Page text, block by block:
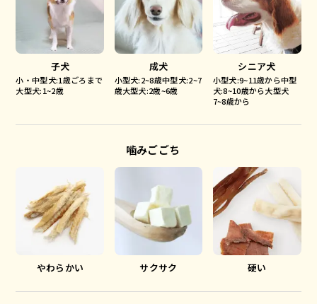
子犬
小・中型犬:1歳ごろまで
大型犬:1~2歳
成犬
小型犬:2~8歳中型犬:2~7
歳大型犬:2歳~6歳
シニア犬
小型犬:9~11歳から中型
犬:8~10歳から大型犬
7~8歳から
噛みごごち
やわらかい サクサク 硬い